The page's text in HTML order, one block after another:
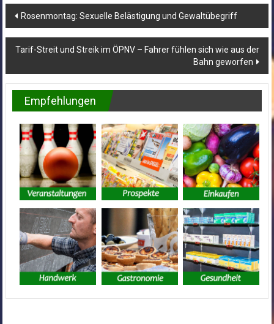
Beitragsnavigation
Rosenmontag: Sexuelle Belästigung und Gewaltübegriff
Tarif-Streit und Streik im ÖPNV – Fahrer fühlen sich wie aus der
Bahn geworfen
Empfehlungen